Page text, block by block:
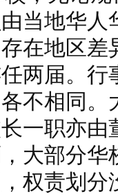
当地华人
在地区差
两届。
不相同。
一职亦由
大部分
权责划分